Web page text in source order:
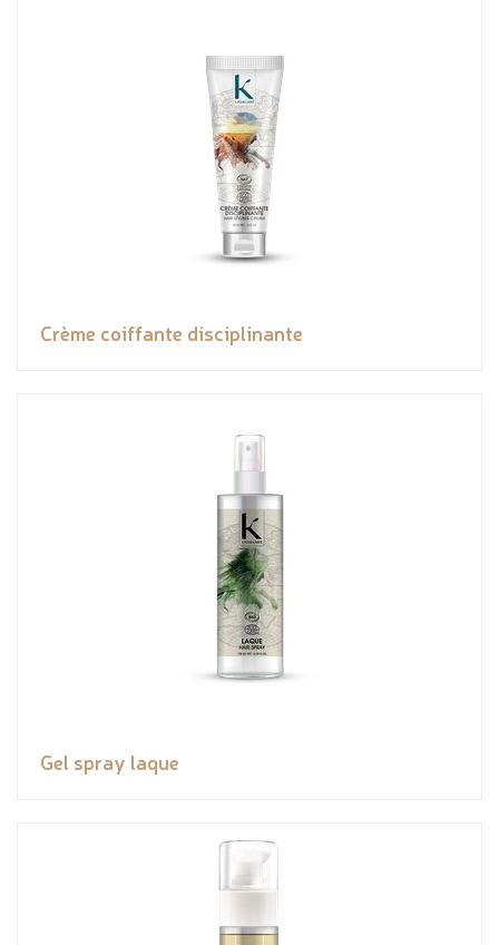
Crème coiffante disciplinante
Gel spray laque